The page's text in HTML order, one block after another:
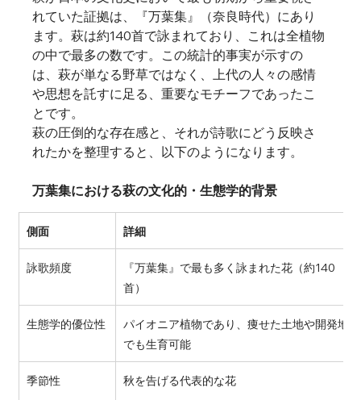
れていた証拠は、『万葉集』（奈良時代）にあり
ます。萩は約140首で詠まれており、これは全植物
の中で最多の数です。この統計的事実が示すの
は、萩が単なる野草ではなく、上代の人々の感情
や思想を託すに足る、重要なモチーフであったこ
とです。
萩の圧倒的な存在感と、それが詩歌にどう反映さ
れたかを整理すると、以下のようになります。
万葉集における萩の文化的・生態学的背景
側面 詳細
詠歌頻度
『万葉集』で最も多く詠まれた花（約140
首）
生態学的優位性
パイオニア植物であり、痩せた土地や開発地
でも生育可能
季節性 秋を告げる代表的な花